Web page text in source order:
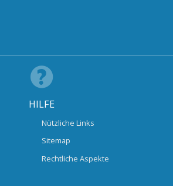
HILFE
Nützliche Links
Sitemap
Rechtliche Aspekte